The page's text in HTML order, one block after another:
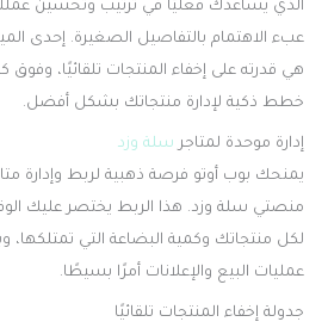
الذي يساعدك فعليًا في ترتيب وتحسين
عبء الاهتمام بالتفاصيل الصغيرة. إحدى
هي قدرته على إخفاء المنتجات تلقائيًا،
خطط ذكية لإدارة منتجاتك بشكل أفضل.
إدارة موحدة لمتاجر سلة وزد
يمنحك بوب أوتو فرصة ذهبية لربط وإدارة
منصتي سلة وزد. هذا الربط يختصر عليك
لكل منتجاتك وكمية البضاعة التي
عمليات البيع والإعلانات أمرًا بسيطًا.
جدولة إخفاء المنتجات تلقائيًا